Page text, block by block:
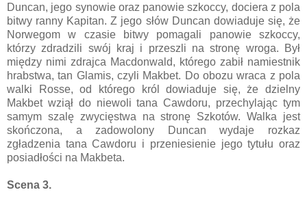
Duncan, jego synowie oraz panowie szkoccy, dociera z pola
bitwy ranny Kapitan. Z jego słów Duncan dowiaduje się, że
Norwegom w czasie bitwy pomagali panowie szkoccy,
którzy zdradzili swój kraj i przeszli na stronę wroga. Był
między nimi zdrajca Macdonwald, którego zabił namiestnik
hrabstwa, tan Glamis, czyli Makbet. Do obozu wraca z pola
walki Rosse, od którego król dowiaduje się, że dzielny
Makbet wziął do niewoli tana Cawdoru, przechylając tym
samym szalę zwycięstwa na stronę Szkotów. Walka jest
skończona, a zadowolony Duncan wydaje rozkaz
zgładzenia tana Cawdoru i przeniesienie jego tytułu oraz
posiadłości na Makbeta.
Scena 3.